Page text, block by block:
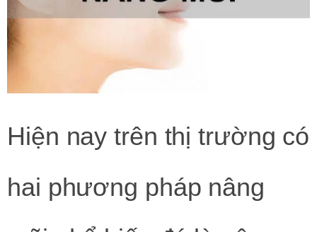
Hiện nay trên thị trường có
hai phương pháp nâng